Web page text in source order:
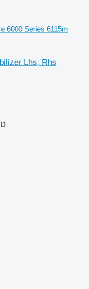
6000 Series 6115m
Lhs, Rhs